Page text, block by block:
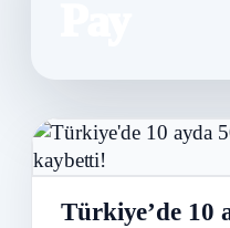
Türkiye’de 10